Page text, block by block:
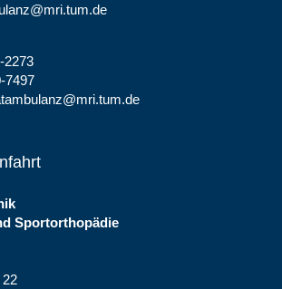
2273
7497
Sportorthopädie